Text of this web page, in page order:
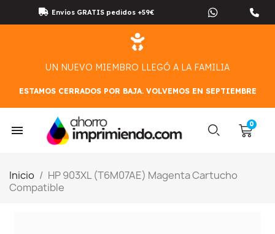
Envíos GRATIS pedidos +59€
UN NUEVO MIEMBRO LLEGÓ A LA FAMILIA
ESTAMOS CERRADOS POR BAJA. VOLVEMOS EN SEPTIEMBRE
Inicio
HP 903XL (T6M07AE) Magenta Cartucho
Compatible